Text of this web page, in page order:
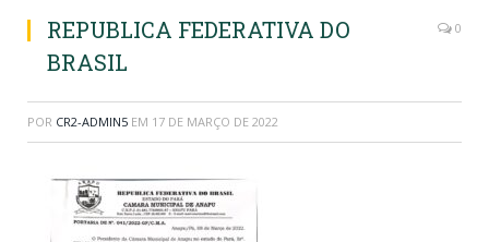
REPUBLICA FEDERATIVA DO
BRASIL
0
POR CR2-ADMIN5 EM 17 DE MARÇO DE 2022